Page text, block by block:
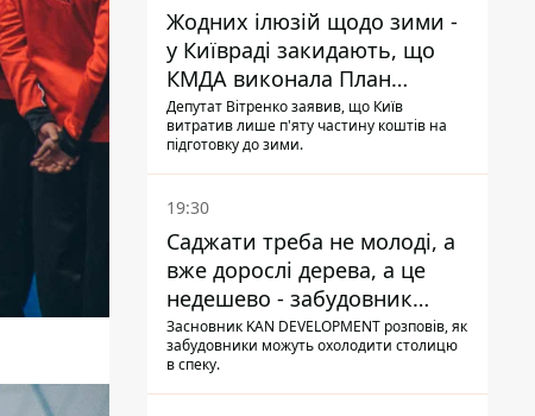
Жодних ілюзій щодо зими -
у Київраді закидають, що
КМДА виконала План
стійкості на 20%
Депутат Вітренко заявив, що Київ
витратив лише п'яту частину коштів на
підготовку до зими.
19:30
Саджати треба не молоді, а
вже дорослі дерева, а це
недешево - забудовник
Ніконов
Засновник KAN DEVELOPMENT розповів, як
забудовники можуть охолодити столицю
в спеку.